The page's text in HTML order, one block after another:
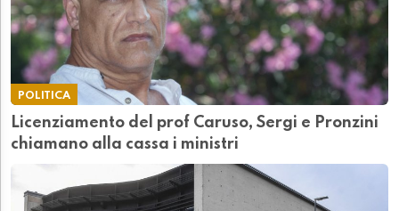
POLITICA
Licenziamento del prof Caruso, Sergi e Pronzini
chiamano alla cassa i ministri